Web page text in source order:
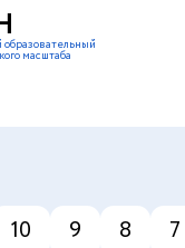
масштаба
10 9 8 7